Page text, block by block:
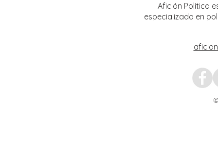
Afición Política
especializado en